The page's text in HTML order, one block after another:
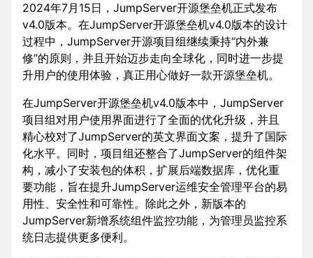
2024年7月15日，JumpServer开源堡垒机正式发布
v4.0版本。在JumpServer开源堡垒机v4.0版本的设计
过程中，JumpServer开源项目组继续秉持“内外兼
修”的原则，并且开始迈步走向全球化，同时进一步提
升用户的使用体验，真正用心做好一款开源堡垒机。
在JumpServer开源堡垒机v4.0版本中，JumpServer
项目组对用户使用界面进行了全面的优化升级，并且
精心校对了JumpServer的英文界面文案，提升了国际
化水平。同时，项目组还整合了JumpServer的组件架
构，减小了安装包的体积，扩展后端数据库，优化重
要功能，旨在提升JumpServer运维安全管理平台的易
用性、安全性和可靠性。除此之外，新版本的
JumpServer新增系统组件监控功能，为管理员监控系
统日志提供更多便利。